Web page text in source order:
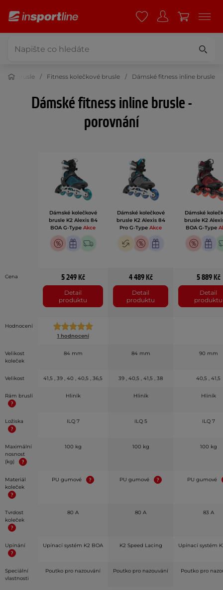
brusle Fitness kolečkové brusle Dámské fitness inline brusle
Dámské fitness inline brusle -
porovnání
Dámské kolečkové
brusle K2 Alexis 84
BOA G-Type Akce
Dámské kolečkové
brusle K2 Alexis 84
Pro G-Type Akce
Dámské
brusle K2
BOA G-Type
Cena 5 249 Kč
Detail
produktu
4 489 Kč
Detail
produktu
5 889 Kč
Detail
produktu
Hodnocení
1 hodnocení
Velikost
koleček
84 mm 84 mm 90 mm
Velikost 41,5 , 39 , 40 , 40,5 , 36,5 39 , 40,5 , 41,5 , 38 40,5 , 41,5
Rám bruslí Hliník Hliník Hliník
Ložiska ILQ 7 ILQ 5 ILQ 7
Maximální
nosnost
(kg)
100 kg 100 kg 100 kg
Materiál
koleček
PU gumové PU gumové PU gumové
Tvrdost
koleček
80 A 80 A 83 A
Upínání Upínací systém K2 BOA K2 Speed Lacing Upínací systém
Speciální
vlastnosti
Poutko pro nazouvání Poutko pro nazouvání Poutko pro